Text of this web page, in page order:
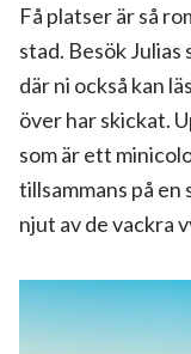
Få platser är så
stad. Besök Julias
där ni också kan
över har skickat.
som är ett
tillsammans på
njut av de vackra